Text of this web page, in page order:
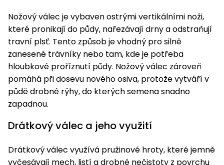
Nožový válec je vybaven ostrými vertikálními noži,
které pronikají do půdy, nařezávají drny a odstraňují
travní plsť. Tento způsob je vhodný pro silně
zanesené trávníky nebo tam, kde je potřeba
hloubkové proříznutí půdy. Nožový válec zároveň
pomáhá při dosevu nového osiva, protože vytváří v
půdě drobné rýhy, do kterých semena snadno
zapadnou.
Drátkový válec a jeho využití
Drátkový válec využívá pružinové hroty, které jemně
vyčesávají mech, listí a drobné nečistoty z povrchu